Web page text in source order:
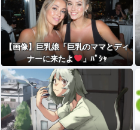
【画像】巨乳娘「巨乳のママとディ
ナーに来たよ
」ﾊﾟｼｬ